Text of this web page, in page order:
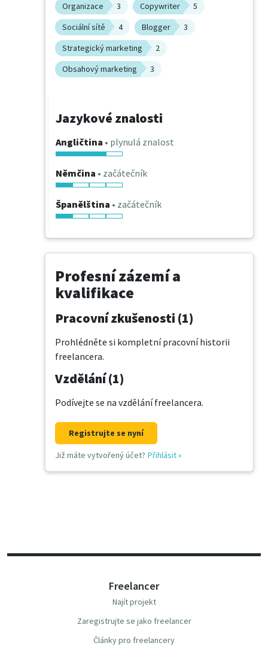
Organizace
3 Copywriter
5
Sociální sítě
4 Blogger
3
Strategický marketing
2
Obsahový marketing
3
Jazykové znalosti
Angličtina • plynulá znalost
Němčina • začátečník
Španělština • začátečník
Profesní zázemí a
kvalifikace
Pracovní zkušenosti (1)
Prohlédněte si kompletní pracovní historii
freelancera.
Vzdělání (1)
Podívejte se na vzdělání freelancera.
Registrujte se nyní
Již máte vytvořený účet? Přihlásit»
Freelancer
Najít projekt
Zaregistrujte se jako freelancer
Články pro freelancery